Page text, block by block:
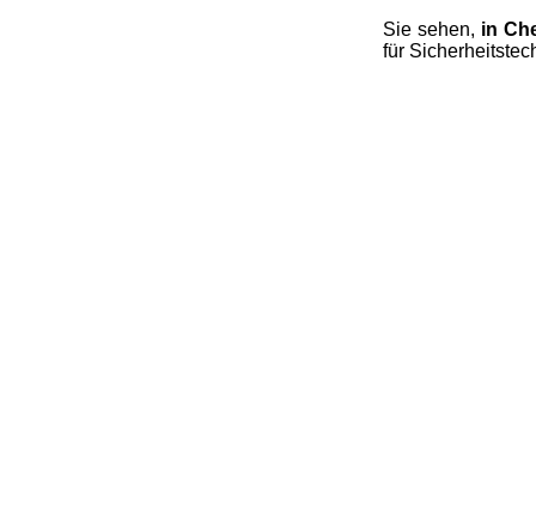
Sie sehen, in
für